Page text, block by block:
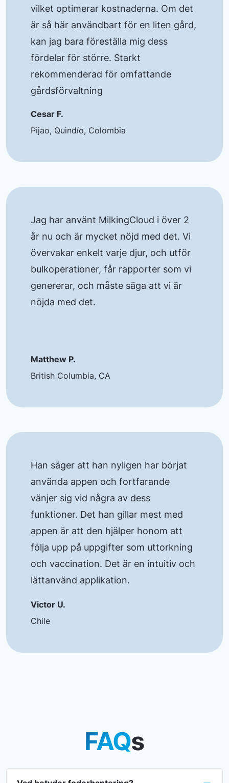
vilket optimerar kostnaderna. Om det
är så här användbart för en liten gård,
kan jag bara föreställa mig dess
fördelar för större. Starkt
rekommenderad för omfattande
gårdsförvaltning
Cesar F.
Pijao, Quindío, Colombia
Jag har använt MilkingCloud i över 2
år nu och är mycket nöjd med det. Vi
övervakar enkelt varje djur, och utför
bulkoperationer, får rapporter som vi
genererar, och måste säga att vi är
nöjda med det.
Matthew P.
British Columbia, CA
Han säger att han nyligen har börjat
använda appen och fortfarande
vänjer sig vid några av dess
funktioner. Det han gillar mest med
appen är att den hjälper honom att
följa upp på uppgifter som uttorkning
och vaccination. Det är en intuitiv och
lättanvänd applikation.
Victor U.
Chile
FAQs